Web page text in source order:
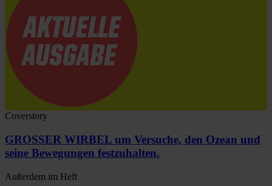
Coverstory
GROSSER WIRBEL um Versuche, den Ozean und
seine Bewegungen festzuhalten.
Außerdem im Heft